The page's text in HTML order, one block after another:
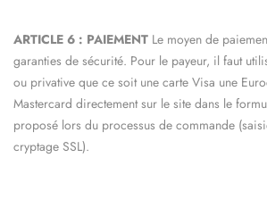
ARTICLE 6 : PAIEMENT Le moyen de
garanties de sécurité. Pour le payeur, il faut
ou privative que ce soit une carte Visa une
Mastercard directement sur le site dans le
proposé lors du processus de commande
cryptage SSL).